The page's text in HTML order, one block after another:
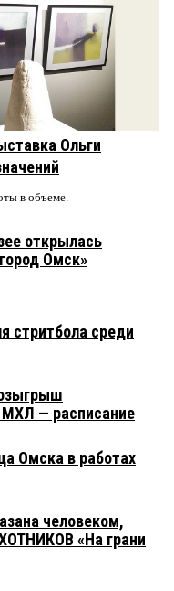
Ольги
в объеме.
открылась
Омск»
стритбола среди
МХЛ — расписание
Омска в работах
человеком,
«На грани